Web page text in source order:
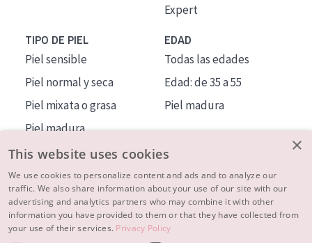
Expert
TIPO DE PIEL
Piel sensible
Piel normal y seca
Piel mixata o grasa
Piel madura
Piel expuesta al sol
Piel menopáusica
EDAD
Todas las edades
Edad: de 35 a 55
Piel madura
MÁS SOBRE NOSOTROS
INSPIRACIÓN
×
This website uses cookies
We use cookies to personalize content and ads and to analyze our
traffic. We also share information about your use of our site with our
advertising and analytics partners who may combine it with other
information you have provided to them or that they have collected from
your use of their services. Privacy Policy